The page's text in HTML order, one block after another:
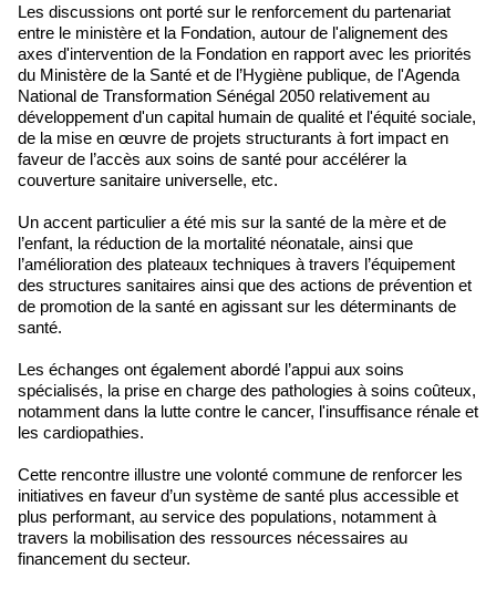
Les discussions ont porté sur le renforcement du partenariat
entre le ministère et la Fondation, autour de l'alignement des
axes d'intervention de la Fondation en rapport avec les priorités
du Ministère de la Santé et de l’Hygiène publique, de l'Agenda
National de Transformation Sénégal 2050 relativement au
développement d'un capital humain de qualité et l'équité sociale,
de la mise en œuvre de projets structurants à fort impact en
faveur de l’accès aux soins de santé pour accélérer la
couverture sanitaire universelle, etc.
Un accent particulier a été mis sur la santé de la mère et de
l’enfant, la réduction de la mortalité néonatale, ainsi que
l’amélioration des plateaux techniques à travers l’équipement
des structures sanitaires ainsi que des actions de prévention et
de promotion de la santé en agissant sur les déterminants de
santé.
Les échanges ont également abordé l’appui aux soins
spécialisés, la prise en charge des pathologies à soins coûteux,
notamment dans la lutte contre le cancer, l'insuffisance rénale et
les cardiopathies.
Cette rencontre illustre une volonté commune de renforcer les
initiatives en faveur d’un système de santé plus accessible et
plus performant, au service des populations, notamment à
travers la mobilisation des ressources nécessaires au
financement du secteur.